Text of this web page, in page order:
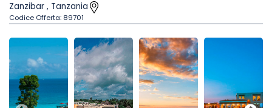
Zanzibar , Tanzania
Codice Offerta: 89701